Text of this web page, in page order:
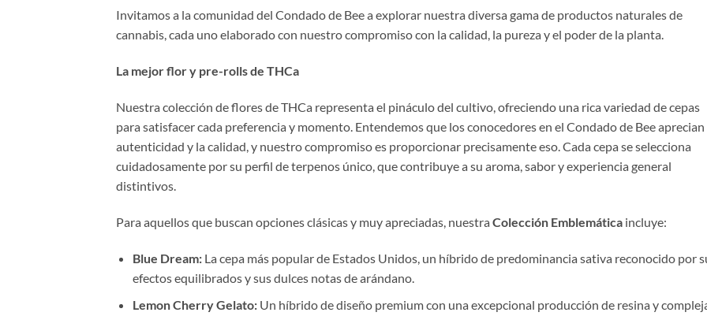
Invitamos a la comunidad del Condado de Bee a explorar nuestra diversa gama de productos naturales de
cannabis, cada uno elaborado con nuestro compromiso con la calidad, la pureza y el poder de la planta.
La mejor flor y pre-rolls de THCa
Nuestra colección de flores de THCa representa el pináculo del cultivo, ofreciendo una rica variedad de cepas
para satisfacer cada preferencia y momento. Entendemos que los conocedores en el Condado de Bee aprecian
autenticidad y la calidad, y nuestro compromiso es proporcionar precisamente eso. Cada cepa se selecciona
cuidadosamente por su perfil de terpenos único, que contribuye a su aroma, sabor y experiencia general
distintivos.
Para aquellos que buscan opciones clásicas y muy apreciadas, nuestra Colección Emblemática incluye:
Blue Dream:La cepa más popular de Estados Unidos, un híbrido de predominancia sativa reconocido por
efectos equilibrados y sus dulces notas de arándano.
Lemon Cherry Gelato:Un híbrido de diseño premium con una excepcional producción de resina y